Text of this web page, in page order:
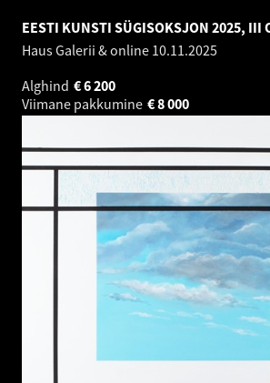
EESTI KUNSTI SÜGISOKSJON 2025, III
Haus Galerii & online 10.11.2025
Alghind
6 200
€
Viimane pakkumine
8 000
€